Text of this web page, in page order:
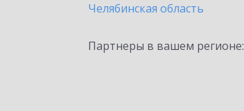
Челябинская область
Партнеры в вашем регионе: